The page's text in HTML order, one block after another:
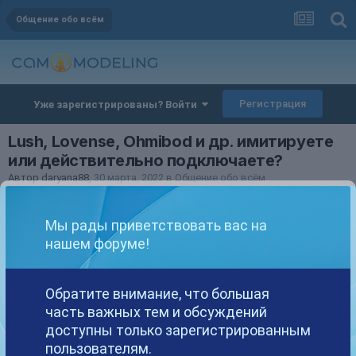
Общение обо всём
Уже зарегистрированы? Войти Регистрация
Lush, Lovense, Ohmibod и др. имитируете
или действительно подключаете?
Авторdaryana88,30 марта, 2022вОбщение обо всём
ohmibod
daryana88
Опубликовано30 марта, 2022
Всегда думала, что очень легко сыграть "приятно". Но недавно у
одной модели увидела аж на экране анимацию с ценами, там
какие-то снежинки или сердечки летали на выделенном квадрате.
Думаю, она реально все вибрилки чувствует всю смену??? Кто-то
Мы рады приветствовать вас на
нашем форуме!
Обратите внимание, что большая
часть важных тем и обсуждений
доступны только зарегистрированным
пользователям.